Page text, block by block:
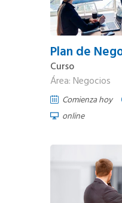
Plan de
Curso
Área: Negocios
Comienza hoy
online